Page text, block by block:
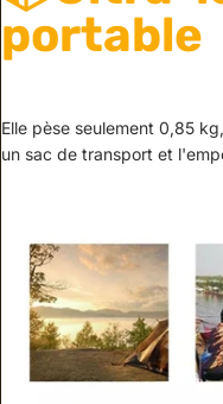
portable
Elle pèse seulement 0,85
un sac de transport et